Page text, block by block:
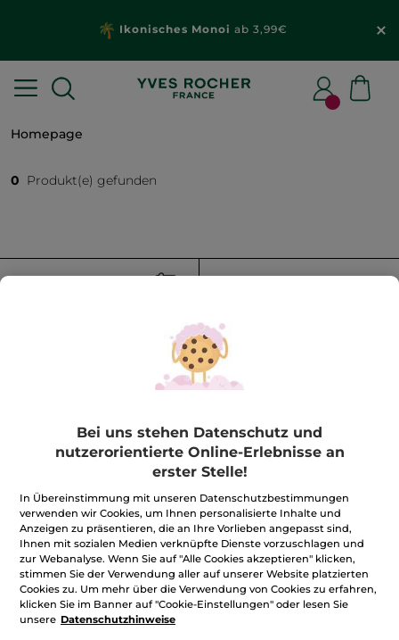
Ikonisches Monoi ab 3,99€
Homepage
0 Produkt(e) gefunden
FILTER SORTIEREN NACH
100%unserer Aktivstoffe
sindpflanzlich
Wir bewirtschaften
unsere Felder
biologisch
Mehr entdecken
Bei uns stehen Datenschutz und
nutzerorientierte Online-Erlebnisse an
erster Stelle!
In Übereinstimmung mit unseren Datenschutzbestimmungen
verwenden wir Cookies, um Ihnen personalisierte Inhalte und
Anzeigen zu präsentieren, die an Ihre Vorlieben angepasst sind,
Ihnen mit sozialen Medien verknüpfte Dienste vorzuschlagen und
zur Webanalyse. Wenn Sie auf "Alle Cookies akzeptieren" klicken,
stimmen Sie der Verwendung aller auf unserer Website platzierten
Cookies zu. Um mehr über die Verwendung von Cookies zu erfahren,
klicken Sie im Banner auf "Cookie-Einstellungen" oder lesen Sie
unsere Datenschutzhinweise